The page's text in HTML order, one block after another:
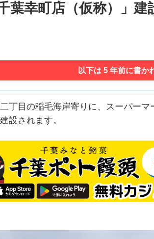
葉幸町店（仮称）」建
以下は 5 年前に書か
丁目の稲毛海岸寄りに、スーパー
設されます。